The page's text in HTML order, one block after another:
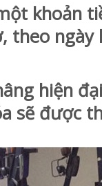
khoản
theo
hiện
sẽ được